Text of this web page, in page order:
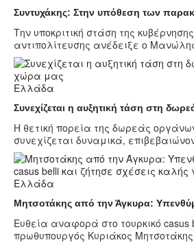
Συντυχάκης: Στην υπόθεση των
Την υποκριτική στάση της
αντιπολίτευσης ανέδειξε ο
Ελλάδα
Συνεχίζεται η αυξητική τάση στη
Η θετική πορεία της δωρεάς
συνεχίζεται δυναμικά,
Ελλάδα
Μητσοτάκης από την Άγκυρα:
Ευθεία αναφορά στο τουρκικό casus
πρωθυπουργός Κυριάκος